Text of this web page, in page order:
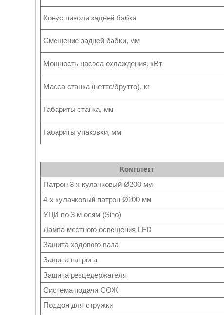
Конус пиноли задней бабки
Смещение задней бабки, мм
Мощность насоса охлаждения, кВт
Масса станка (нетто/брутто), кг
Габариты станка, мм
Габариты упаковки, мм
Комплект
Патрон 3-х кулачковый Ø200 мм
4-х кулачковый патрон Ø200 мм
УЦИ по 3-м осям (Sino)
Лампа местного освещения LED
Защита ходового вала
Защита патрона
Защита резцедержателя
Система подачи СОЖ
Поддон для стружки